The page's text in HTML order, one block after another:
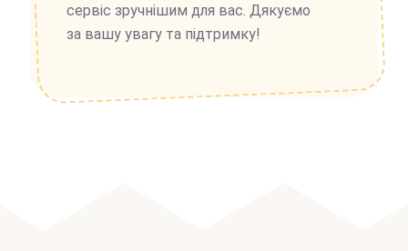
сервіс зручнішим для вас. Дякуємо
за вашу увагу та підтримку!